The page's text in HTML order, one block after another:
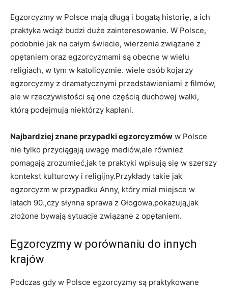
Egzorcyzmy w Polsce mają długą i bogatą historię, a ich
praktyka wciąż budzi duże zainteresowanie. W Polsce,
podobnie jak na całym świecie, wierzenia ⁣związane z
opętaniem oraz egzorcyzmami są obecne w wielu
religiach, w tym w katolicyzmie. wiele osób ​kojarzy
egzorcyzmy z dramatycznymi przedstawieniami z filmów,
ale w rzeczywistości ​są‍ one częścią duchowej ​walki,
którą‍ podejmują niektórzy kapłani.
Najbardziej znane przypadki egzorcyzmów w Polsce
nie tylko przyciągają uwagę mediów,ale również
pomagają zrozumieć,jak te praktyki wpisują się ​w szerszy
kontekst kulturowy i religijny.Przykłady takie jak
egzorcyzm w przypadku Anny, który miał miejsce w
latach ⁢90.,czy słynna sprawa z Głogowa,pokazują,jak
złożone bywają sytuacje związane z opętaniem.
Egzorcyzmy w porównaniu do innych
krajów
Podczas gdy w Polsce egzorcyzmy są praktykowane